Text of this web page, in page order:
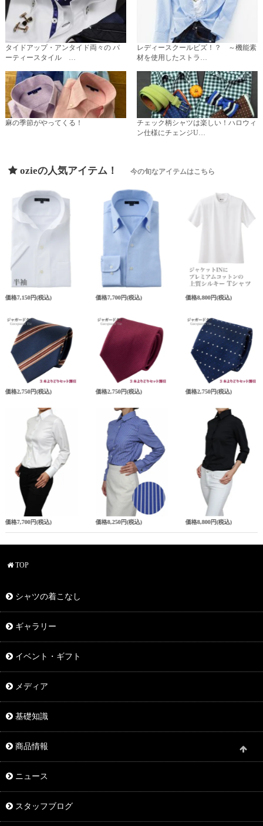
タイドアップ・アンタイド両々の パ
ーティースタイル …
レディースクールビズ！？ ～機能素
材を使用したストラ…
麻の季節がやってくる！
チェック柄シャツは楽しい！ハロウィ
ン仕様にチェンジU…
ozieの人気アイテム！ 今の旬なアイテムはこちら
価格7,150円(税込) 価格7,700円(税込) 価格8,800円(税込)
価格2,750円(税込) 価格2,750円(税込) 価格2,750円(税込)
価格7,700円(税込) 価格8,250円(税込) 価格8,800円(税込)
TOP
シャツの着こなし
ギャラリー
イベント・ギフト
メディア
基礎知識
商品情報
ニュース
スタッフブログ